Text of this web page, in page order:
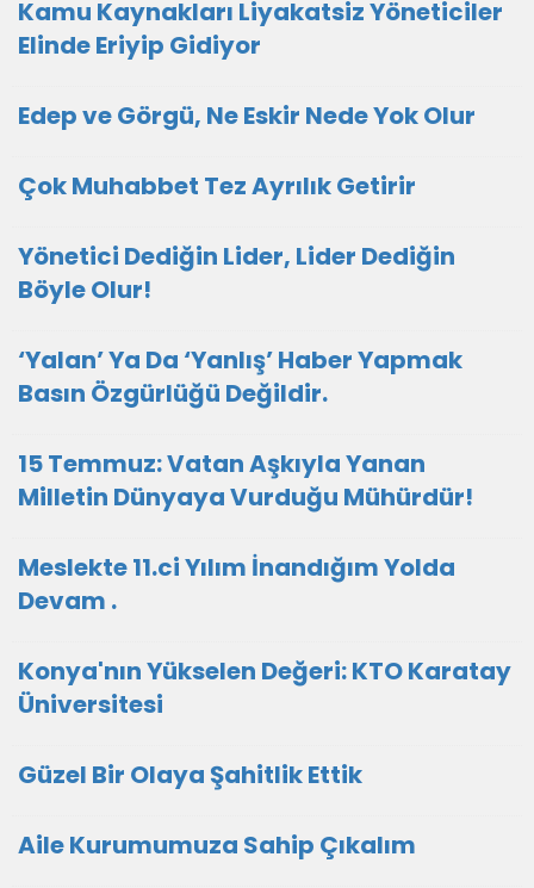
Kamu Kaynakları Liyakatsiz Yöneticiler
Elinde Eriyip Gidiyor
Edep ve Görgü, Ne Eskir Nede Yok Olur
Çok Muhabbet Tez Ayrılık Getirir
Yönetici Dediğin Lider, Lider Dediğin
Böyle Olur!
‘Yalan’ Ya Da ‘Yanlış’ Haber Yapmak
Basın Özgürlüğü Değildir.
15 Temmuz: Vatan Aşkıyla Yanan
Milletin Dünyaya Vurduğu Mühürdür!
Meslekte 11.ci Yılım İnandığım Yolda
Devam .
Konya'nın Yükselen Değeri: KTO Karatay
Üniversitesi
Güzel Bir Olaya Şahitlik Ettik
Aile Kurumumuza Sahip Çıkalım